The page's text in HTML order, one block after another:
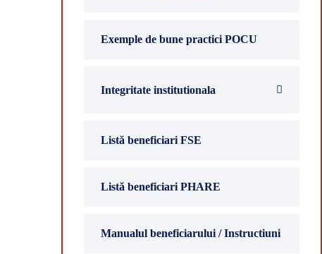
Exemple de bune practici POCU
Integritate institutionala
Listă beneficiari FSE
Listă beneficiari PHARE
Manualul beneficiarului / Instructiuni